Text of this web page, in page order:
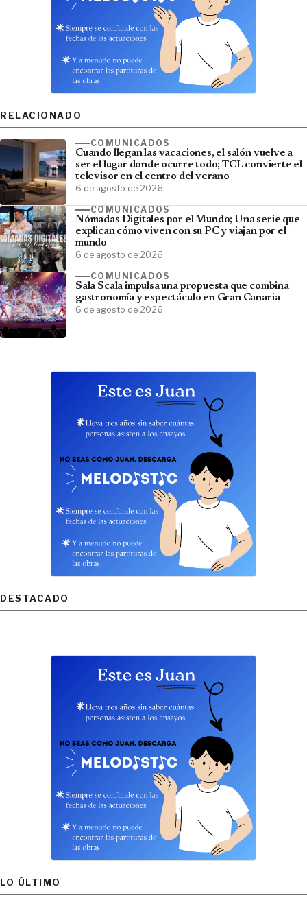
RELACIONADO
COMUNICADOS
Cuando llegan las vacaciones, el salón vuelve a
ser el lugar donde ocurre todo; TCL convierte el
televisor en el centro del verano
6 de agosto de 2026
COMUNICADOS
Nómadas Digitales por el Mundo; Una serie que
explican cómo viven con su PC y viajan por el
mundo
6 de agosto de 2026
COMUNICADOS
Sala Scala impulsa una propuesta que combina
gastronomía y espectáculo en Gran Canaria
6 de agosto de 2026
DESTACADO
LO ÚLTIMO